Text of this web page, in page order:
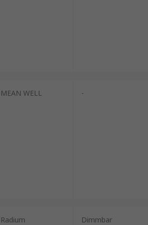
MEAN WELL -
Radium Dimmbar